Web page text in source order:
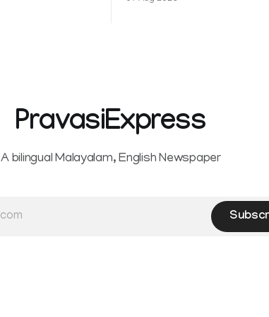
female contractual staff
PravasiExpress
A bilingual Malayalam, English Newspaper